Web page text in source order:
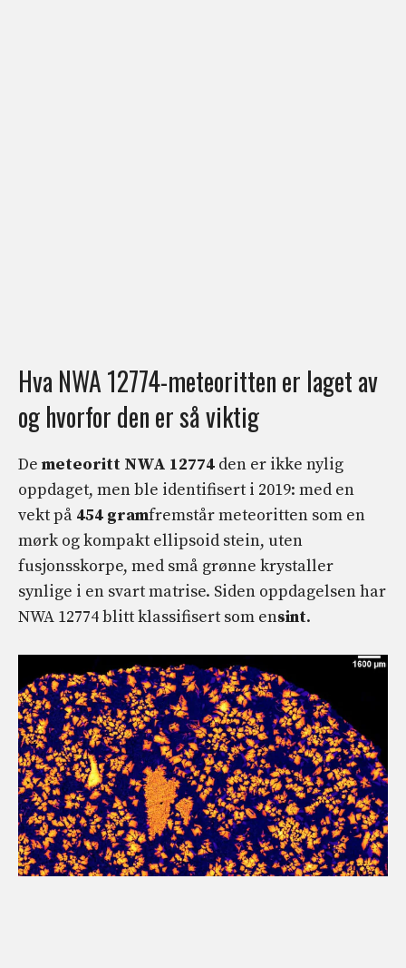
Hva NWA 12774-meteoritten er laget av
og hvorfor den er så viktig
De meteoritt NWA 12774 den er ikke nylig
oppdaget, men ble identifisert i 2019: med en
vekt på 454 gramfremstår meteoritten som en
mørk og kompakt ellipsoid stein, uten
fusjonsskorpe, med små grønne krystaller
synlige i en svart matrise. Siden oppdagelsen har
NWA 12774 blitt klassifisert som ensint.